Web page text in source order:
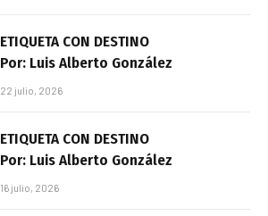
ETIQUETA CON DESTINO
Por: Luis Alberto González
22 julio, 2026
ETIQUETA CON DESTINO
Por: Luis Alberto González
16 julio, 2026